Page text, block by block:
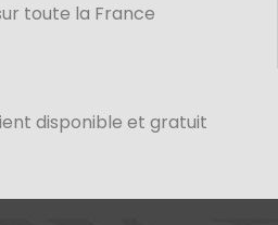
toute la France
disponible et gratuit